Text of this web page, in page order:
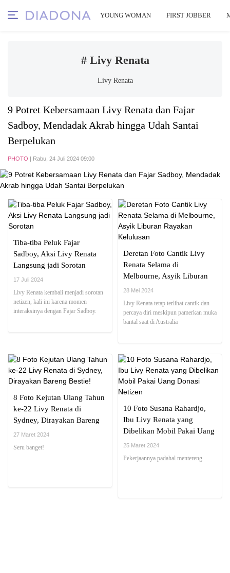
YOUNG WOMAN FIRST JOBBER
# Livy Renata
Livy Renata
9 Potret Kebersamaan Livy Renata dan Fajar
Sadboy, Mendadak Akrab hingga Udah Santai
Berpelukan
PHOTO | Rabu, 24 Juli 2024 09:00
Tiba-tiba Peluk Fajar
Sadboy, Aksi Livy Renata
Langsung jadi Sorotan
17 Juli 2024
Livy Renata kembali menjadi sorotan
netizen, kali ini karena momen
interaksinya dengan Fajar Sadboy.
Deretan Foto Cantik Livy
Renata Selama di
Melbourne, Asyik Liburan
Rayakan Kelulusan
28 Mei 2024
Livy Renata tetap terlihat cantik dan
percaya diri meskipun pamerkan muka
bantal saat di Australia
8 Foto Kejutan Ulang Tahun
ke-22 Livy Renata di
Sydney, Dirayakan Bareng
Bestie!
27 Maret 2024
Seru banget!
10 Foto Susana Rahardjo,
Ibu Livy Renata yang
Dibelikan Mobil Pakai Uang
Donasi Netizen
25 Maret 2024
Pekerjaannya padahal mentereng.